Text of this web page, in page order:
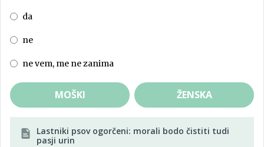
da
ne
ne vem, me ne zanima
MOŠKI ŽENSKA
Lastniki psov ogorčeni: morali bodo čistiti tudi
pasji urin